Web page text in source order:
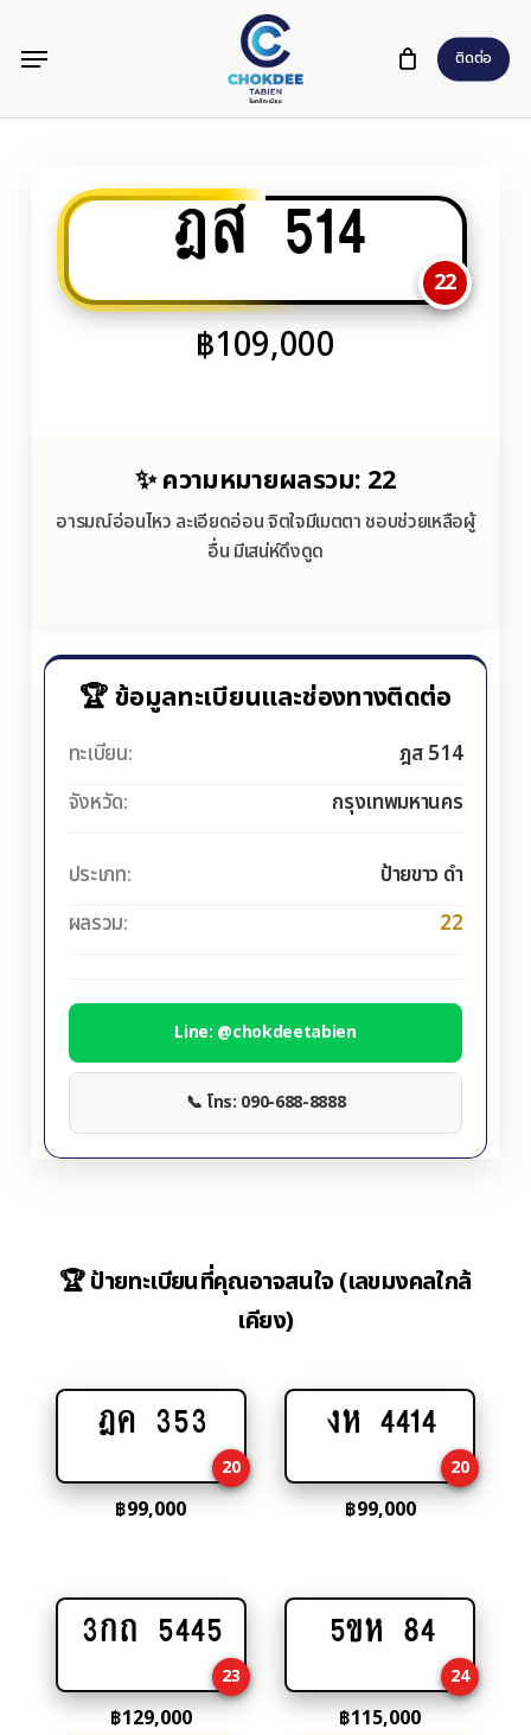
content
ติดต่อ
Menu
ฎส 514
22
฿109,000
✨ ความหมายผลรวม: 22
อารมณ์อ่อนไหว ละเอียดอ่อน จิตใจมีเมตตา ชอบช่วยเหลือผู้
อื่น มีเสน่ห์ดึงดูด
🏆 ข้อมูลทะเบียนและช่องทางติดต่อ
ทะเบียน:
ฎส 514
จังหวัด:
กรุงเทพมหานคร
ประเภท:
ป้ายขาว ดำ
ผลรวม:
22
Line: @chokdeetabien
📞 โทร: 090-688-8888
🏆 ป้ายทะเบียนที่คุณอาจสนใจ (เลขมงคลใกล้
เคียง)
Add
cart
ฎค 353
20
฿99,000
Add
cart
งห 4414
20
฿99,000
Add
cart
3กถ 5445
23
฿129,000
Add
cart
5ขห 84
24
฿115,000